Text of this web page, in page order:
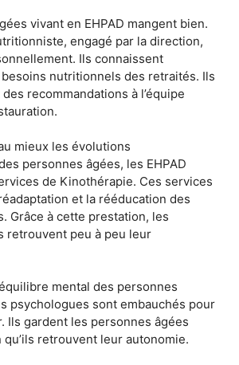
vivant en EHPAD mangent bien.
engagé par la direction,
Ils connaissent
nutritionnels des retraités. Ils
recommandations à l’équipe
mieux les évolutions
personnes âgées, les EHPAD
de Kinothérapie. Ces services
et la rééducation des
Grâce à cette prestation, les
retrouvent peu à peu leur
mental des personnes
psychologues sont embauchés pour
Ils gardent les personnes âgées
qu’ils retrouvent leur autonomie.